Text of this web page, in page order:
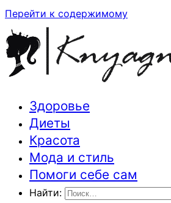
Перейти к содержимому
Траектория здоровья и
Здоровье
Диеты
Красота
Мода и стиль
Помоги себе сам
Найти: